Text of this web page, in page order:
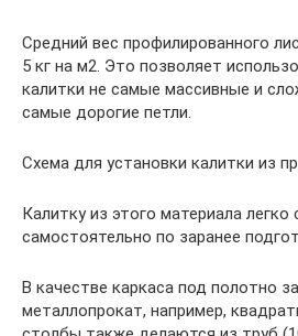
Средний вес профилированного
5 кг на м2. Это позволяет
калитки не самые массивные и
самые дорогие петли.
Схема для установки калитки из
Калитку из этого материала легко
самостоятельно по заранее
В качестве каркаса под полотно
металлопрокат, например,